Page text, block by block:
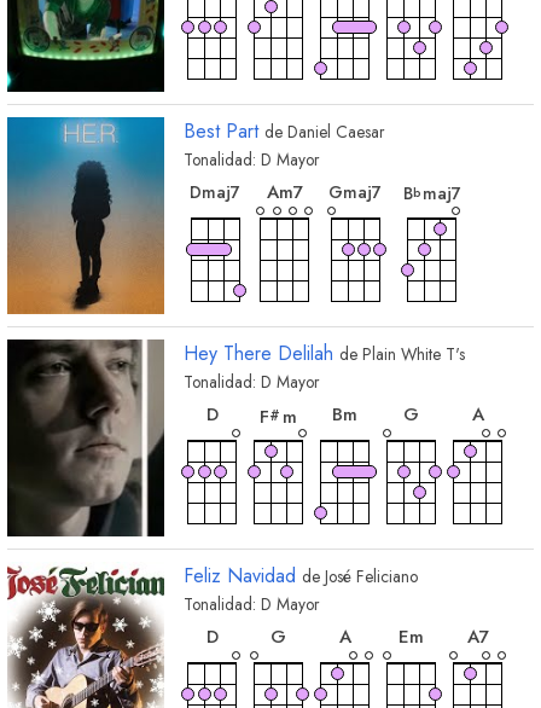
Best Part de Daniel Caesar
Tonalidad: D Mayor
acorde
Dmaj7
acorde
Am7
Gmaj7
Bbmaj7
Hey There Delilah de Plain White T's
Tonalidad: D Mayor
acorde
D
acorde
F# m
Bm
G
A
Feliz Navidad de José Feliciano
Tonalidad: D Mayor
acorde
D
acorde
G
A
Em
A7